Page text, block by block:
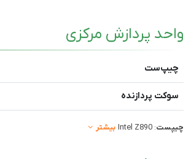
واحد پردازش مرکزی
چیپ‌ست
سوکت پردازنده
چیپست: Intel Z890 بیشتر